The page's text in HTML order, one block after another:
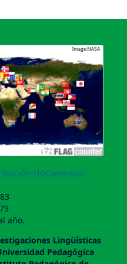
NoComercial-
año.
Lingüí­sticas
Pedagógica